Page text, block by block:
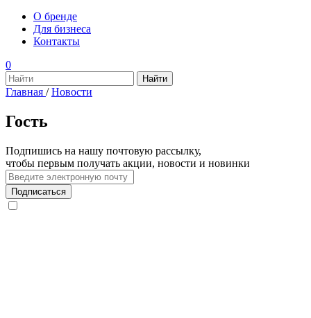
О бренде
Для бизнеса
Контакты
0
Главная / Новости
Гость
Подпишись на нашу почтовую рассылку,
чтобы первым получать акции, новости и новинки
Подписаться